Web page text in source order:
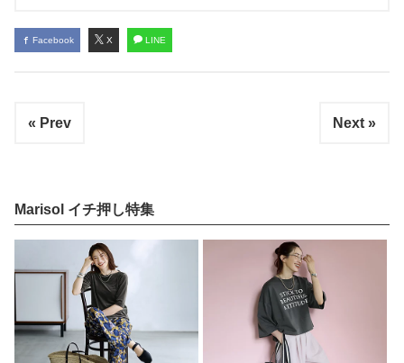
Facebook X LINE
« Prev Next »
Marisol イチ押し特集